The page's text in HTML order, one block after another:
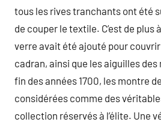
tous les rives tranchants ont été
de couper le textile. C’est de plus
verre avait été ajouté pour
cadran, ainsi que les aiguilles des
fin des années 1700, les montre
considérées comme des
collection réservés à l’élite. Une